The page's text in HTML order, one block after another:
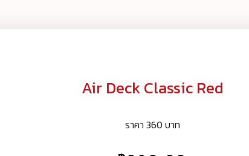
Air Deck Classic Red
ราคา 360 บาท